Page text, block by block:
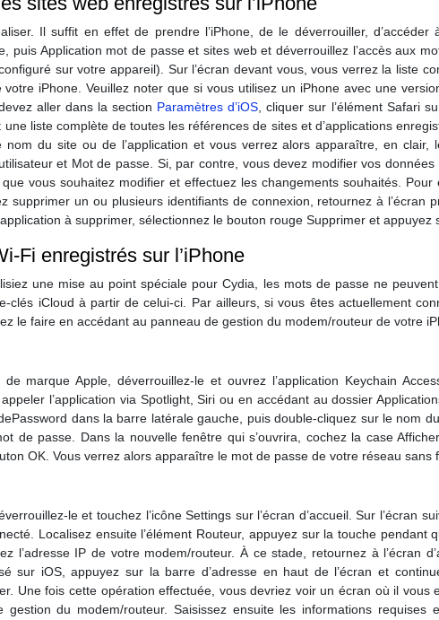
Il suffit en effet de prendre l’iPhone, de le déverrouiller, d’accéder
puis Application mot de passe et sites web et déverrouillez l’accès aux
sur votre appareil). Sur l’écran devant vous, vous verrez la liste
iPhone. Veuillez noter que si vous utilisez un iPhone avec une
aller dans la section Paramètres d’iOS , cliquer sur l’élément Safari
liste complète de toutes les références de sites et d’applications
du site ou de l’application et vous verrez alors apparaître, en clair,
et Mot de passe. Si, par contre, vous devez modifier vos
vous souhaitez modifier et effectuez les changements souhaités.
supprimer un ou plusieurs identifiants de connexion, retournez à l’écran
à supprimer, sélectionnez le bouton rouge Supprimer et appuyez
Fi enregistrés sur l’iPhone
une mise au point spéciale pour Cydia, les mots de passe ne
clés iCloud à partir de celui-ci. Par ailleurs, si vous êtes actuellement
le faire en accédant au panneau de gestion du modem/routeur de votre
marque Apple, déverrouillez-le et ouvrez l’application Keychain
l’application via Spotlight, Siri ou en accédant au dossier
dans la barre latérale gauche, puis double-cliquez sur le nom
de passe. Dans la nouvelle fenêtre qui s’ouvrira, cochez la case
OK. Vous verrez alors apparaître le mot de passe de votre réseau sans
le et touchez l’icône Settings sur l’écran d’accueil. Sur l’écran
Localisez ensuite l’élément Routeur, appuyez sur la touche
l’adresse IP de votre modem/routeur. À ce stade, retournez à l’écran
sur iOS, appuyez sur la barre d’adresse en haut de l’écran et
Une fois cette opération effectuée, vous devriez voir un écran où il
du modem/routeur. Saisissez ensuite les informations